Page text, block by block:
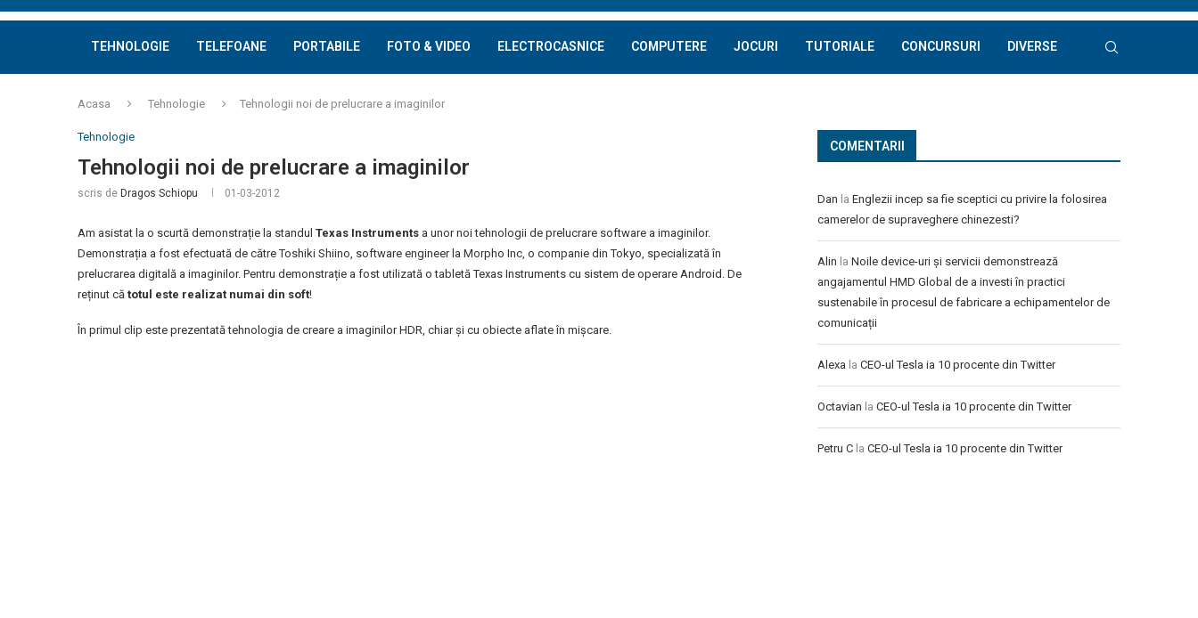
TEHNOLOGIE TELEFOANE PORTABILE FOTO & VIDEO ELECTROCASNICE COMPUTERE JOCURI TUTORIALE CONCURSURI DIVERSE
Acasa Tehnologie Tehnologii noi de prelucrare a imaginilor
Tehnologie
Tehnologii noi de prelucrare a imaginilor
scris de Dragos Schiopu 01-03-2012
Am asistat la o scurtă demonstrație la standul Texas Instruments a unor noi tehnologii de prelucrare software a imaginilor.
Demonstrația a fost efectuată de către Toshiki Shiino, software engineer la Morpho Inc, o companie din Tokyo, specializată în
prelucrarea digitală a imaginilor. Pentru demonstrație a fost utilizată o tabletă Texas Instruments cu sistem de operare Android. De
reținut că totul este realizat numai din soft!
În primul clip este prezentată tehnologia de creare a imaginilor HDR, chiar și cu obiecte aflate în mișcare.
COMENTARII
Dan la Englezii incep sa fie sceptici cu privire la folosirea
camerelor de supraveghere chinezesti?
Alin la Noile device-uri și servicii demonstrează
angajamentul HMD Global de a investi în practici
sustenabile în procesul de fabricare a echipamentelor de
comunicații
Alexa la CEO-ul Tesla ia 10 procente din Twitter
Octavian la CEO-ul Tesla ia 10 procente din Twitter
Petru C la CEO-ul Tesla ia 10 procente din Twitter